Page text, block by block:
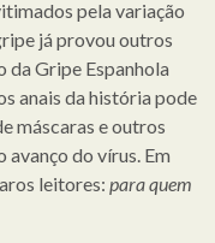
pela variação
já provou outros
Gripe Espanhola
anais da história pode
máscaras e outros
do vírus. Em
leitores: para quem